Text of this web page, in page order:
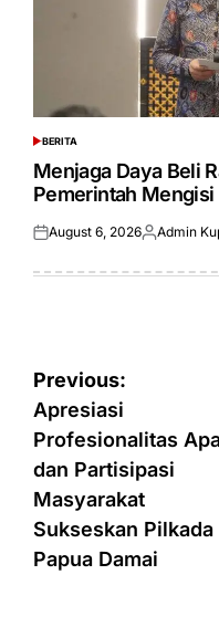
POSTED
IN
BERITA
Menjaga Daya Beli
Pemerintah Mengisi
Posted
August 6, 2026Posted
Admin
Post
navigation
Previous:
Apresiasi
Profesionalitas
dan Partisipasi
Masyarakat
Sukseskan Pilkada
Papua Damai